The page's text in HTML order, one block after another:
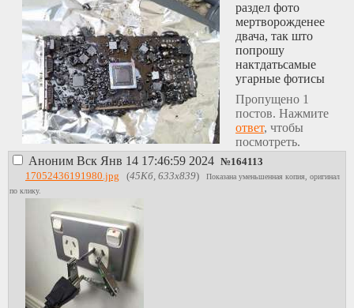
раздел фото
мертворожденее
двача, так што
попрошу
нактдатьсамые
угарные фотисы
Пропущено 1
постов. Нажмите
ответ, чтобы
посмотреть.
Аноним Вск Янв 14 17:46:59 2024 №164113
17052436191980.jpg (45Кб, 633x839)
Показана уменьшенная копия, оригинал
по клику.